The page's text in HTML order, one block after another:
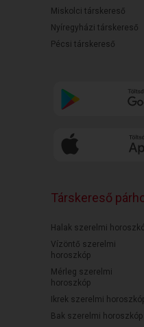
Miskolci társkereső
Nyíregyházi társkereső
Pécsi társkereső
Társkereső
Halak szerelmi
Vízöntő szerelmi
horoszkóp
Mérleg szerelmi
horoszkóp
Ikrek szerelmi
Bak szerelmi horoszkóp